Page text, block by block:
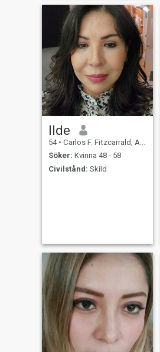
Ilde
54 • Carlos F. Fitzcarrald, Ancash, Peru
Söker: Kvinna 48 - 58
Civilstånd: Skild